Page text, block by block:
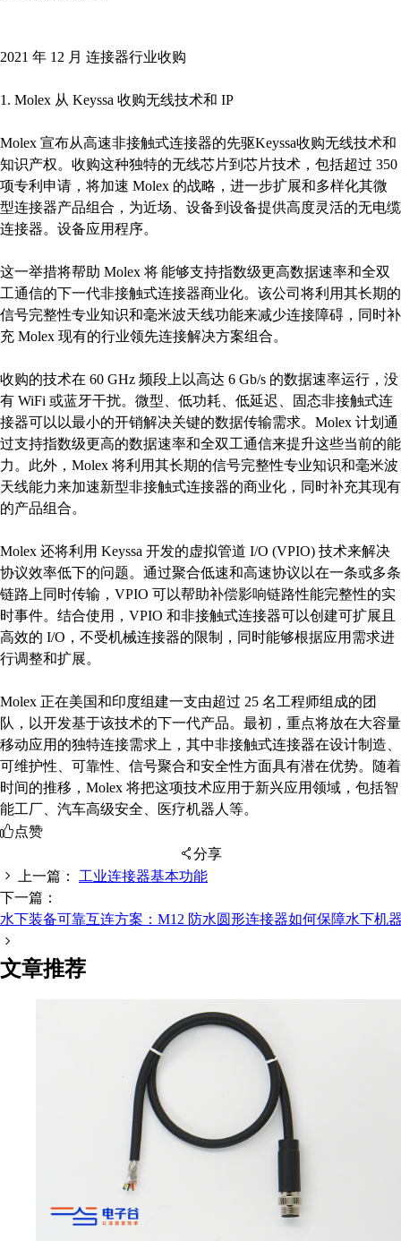
2021 年 12 月 连接器行业收购
1. Molex 从 Keyssa 收购无线技术和 IP
Molex 宣布从高速非接触式连接器的先驱Keyssa收购无线技术和
知识产权。收购这种独特的无线芯片到芯片技术，包括超过 350
项专利申请，将加速 Molex 的战略，进一步扩展和多样化其微
型连接器产品组合，为近场、设备到设备提供高度灵活的无电缆
连接器。设备应用程序。
这一举措将帮助 Molex 将 能够支持指数级更高数据速率和全双
工通信的下一代非接触式连接器商业化。该公司将利用其长期的
信号完整性专业知识和毫米波天线功能来减少连接障碍，同时补
充 Molex 现有的行业领先连接解决方案组合。
收购的技术在 60 GHz 频段上以高达 6 Gb/s 的数据速率运行，没
有 WiFi 或蓝牙干扰。微型、低功耗、低延迟、固态非接触式连
接器可以以最小的开销解决关键的数据传输需求。Molex 计划通
过支持指数级更高的数据速率和全双工通信来提升这些当前的能
力。此外，Molex 将利用其长期的信号完整性专业知识和毫米波
天线能力来加速新型非接触式连接器的商业化，同时补充其现有
的产品组合。
Molex 还将利用 Keyssa 开发的虚拟管道 I/O (VPIO) 技术来解决
协议效率低下的问题。通过聚合低速和高速协议以在一条或多条
链路上同时传输，VPIO 可以帮助补偿影响链路性能完整性的实
时事件。结合使用，VPIO 和非接触式连接器可以创建可扩展且
高效的 I/O，不受机械连接器的限制，同时能够根据应用需求进
行调整和扩展。
Molex 正在美国和印度组建一支由超过 25 名工程师组成的团
队，以开发基于该技术的下一代产品。最初，重点将放在大容量
移动应用的独特连接需求上，其中非接触式连接器在设计制造、
可维护性、可靠性、信号聚合和安全性方面具有潜在优势。随着
时间的推移，Molex 将把这项技术应用于新兴应用领域，包括智
能工厂、汽车高级安全、医疗机器人等。
点赞
分享
上一篇： 工业连接器基本功能
下一篇：
水下装备可靠互连方案：M12 防水圆形连接器如何保障水下机
文章推荐